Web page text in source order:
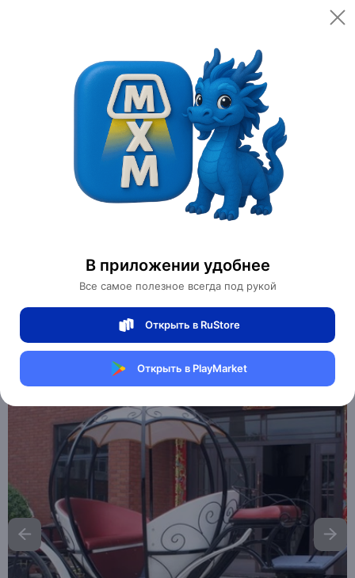
В приложении удобнее
Все самое полезное всегда под рукой
Открыть в RuStore
Открыть в PlayMarket
Открыть
Категории
Автомобили и аксессуары
Рикша Карета Feay
0 отзывов 0
Магазин Motors Store
Артикул:Feay4239